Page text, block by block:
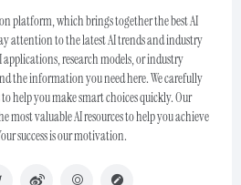
platform, which brings together the best AI
attention to the latest AI trends and industry
research models, or industry
the information you need here. We carefully
help you make smart choices quickly. Our
most valuable AI resources to help you achieve
success is our motivation.